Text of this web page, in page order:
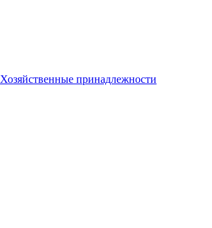
Хозяйственные принадлежности